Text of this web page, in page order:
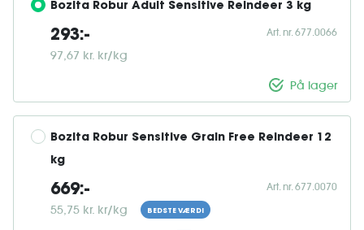
Bozita Robur Adult Sensitive Reindeer 3 kg
293:-
97,67 kr. kr/kg
Art. nr. 677.0066
På lager
Bozita Robur Sensitive Grain Free Reindeer 12
kg
669:-
55,75 kr. kr/kg BEDSTE VÆRDI
Art. nr. 677.0070